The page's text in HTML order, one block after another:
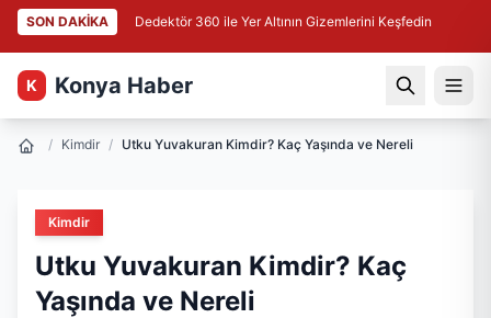
SON DAKİKA Dedektör 360 ile Yer Altının Gizemlerini Keşfedin
K Konya Haber
/ Kimdir / Utku Yuvakuran Kimdir? Kaç Yaşında ve Nereli
Kimdir
Utku Yuvakuran Kimdir? Kaç
Yaşında ve Nereli